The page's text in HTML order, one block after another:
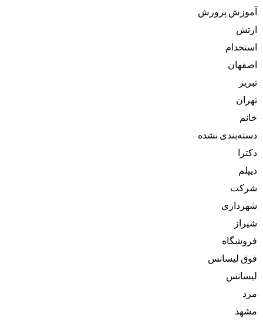
آموزش پرورش
ارتش
استخدام
اصفهان
تبریز
تهران
خانم
دسته‌بندی نشده
دکترا
دیپلم
شرکت
شهرداری
شیراز
فروشگاه
فوق لیسانس
لیسانس
مرد
مشهد